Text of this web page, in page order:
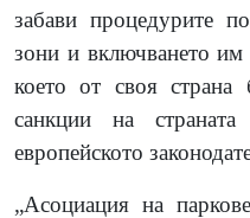
забави процедурите
зони и включването
което от своя страна
санкции на
европейското
„Асоциация на